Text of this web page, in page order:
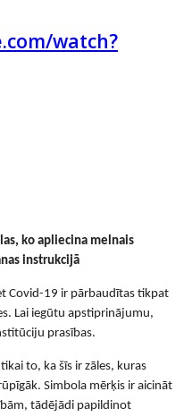
watch?
ko apliecina melnais
instrukcijā
Covid-19 ir pārbaudītas tikpat
Lai iegūtu apstiprinājumu,
prasības.
to, ka šīs ir zāles, kuras
Simbola mērķis ir aicināt
tādējādi papildinot